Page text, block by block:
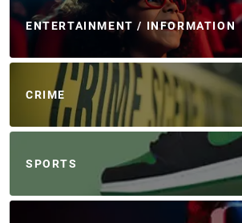
ENTERTAINMENT / INFORMATION
CRIME
SPORTS